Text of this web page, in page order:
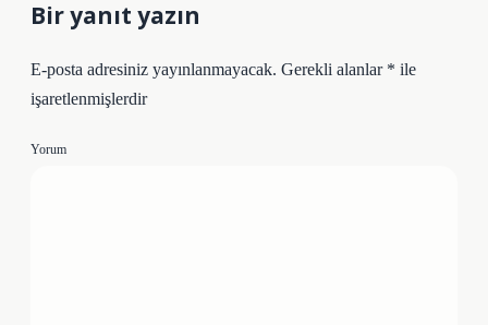
Bir yanıt yazın
E-posta adresiniz yayınlanmayacak. Gerekli alanlar * ile
işaretlenmişlerdir
Yorum